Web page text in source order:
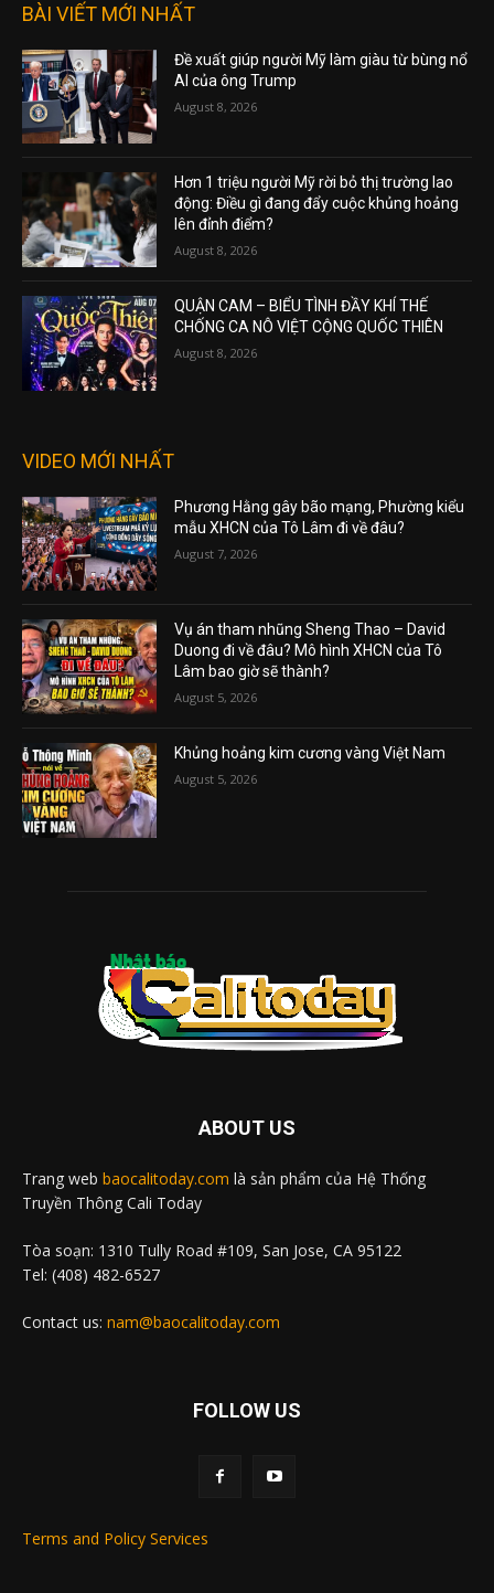
BÀI VIẾT MỚI NHẤT
Đề xuất giúp người Mỹ làm giàu từ bùng nổ
AI của ông Trump
August 8, 2026
Hơn 1 triệu người Mỹ rời bỏ thị trường lao
động: Điều gì đang đẩy cuộc khủng hoảng
lên đỉnh điểm?
August 8, 2026
QUẬN CAM – BIỂU TÌNH ĐẦY KHÍ THẾ
CHỐNG CA NÔ VIỆT CỘNG QUỐC THIÊN
August 8, 2026
VIDEO MỚI NHẤT
Phương Hằng gây bão mạng, Phường kiểu
mẫu XHCN của Tô Lâm đi về đâu?
August 7, 2026
Vụ án tham nhũng Sheng Thao – David
Duong đi về đâu? Mô hình XHCN của Tô
Lâm bao giờ sẽ thành?
August 5, 2026
Khủng hoảng kim cương vàng Việt Nam
August 5, 2026
ABOUT US
Trang web baocalitoday.com là sản phẩm của Hệ Thống
Truyền Thông Cali Today
Tòa soạn: 1310 Tully Road #109, San Jose, CA 95122
Tel: (408) 482-6527
Contact us: nam@baocalitoday.com
FOLLOW US
Terms and Policy Services